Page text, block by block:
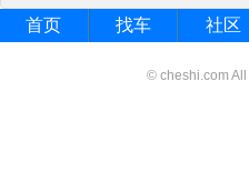
首页
找车 社区
© cheshi.com